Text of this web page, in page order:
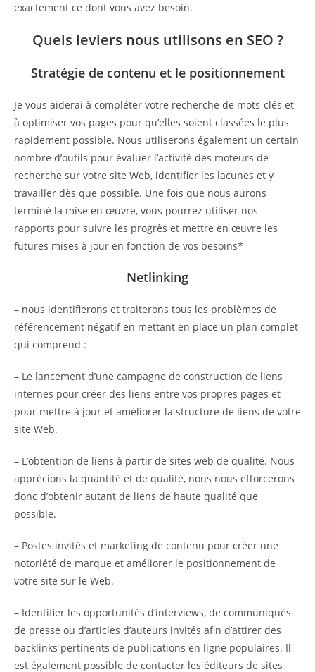
exactement ce dont vous avez besoin.
Quels leviers nous utilisons en SEO ?
Stratégie de contenu et le positionnement
Je vous aiderai à compléter votre recherche de mots-clés et
à optimiser vos pages pour qu’elles soient classées le plus
rapidement possible. Nous utiliserons également un certain
nombre d’outils pour évaluer l’activité des moteurs de
recherche sur votre site Web, identifier les lacunes et y
travailler dès que possible. Une fois que nous aurons
terminé la mise en œuvre, vous pourrez utiliser nos
rapports pour suivre les progrès et mettre en œuvre les
futures mises à jour en fonction de vos besoins*
Netlinking
– nous identifierons et traiterons tous les problèmes de
référencement négatif en mettant en place un plan complet
qui comprend :
– Le lancement d’une campagne de construction de liens
internes pour créer des liens entre vos propres pages et
pour mettre à jour et améliorer la structure de liens de votre
site Web.
– L’obtention de liens à partir de sites web de qualité. Nous
apprécions la quantité et de qualité, nous nous efforcerons
donc d’obtenir autant de liens de haute qualité que
possible.
– Postes invités et marketing de contenu pour créer une
notoriété de marque et améliorer le positionnement de
votre site sur le Web.
– Identifier les opportunités d’interviews, de communiqués
de presse ou d’articles d’auteurs invités afin d’attirer des
backlinks pertinents de publications en ligne populaires. Il
est également possible de contacter les éditeurs de sites